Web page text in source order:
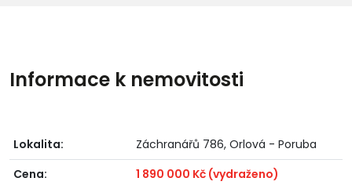
Informace k nemovitosti
Lokalita:
Záchranářů 786, Orlová - Poruba
Cena:
1 890 000 Kč (vydraženo)